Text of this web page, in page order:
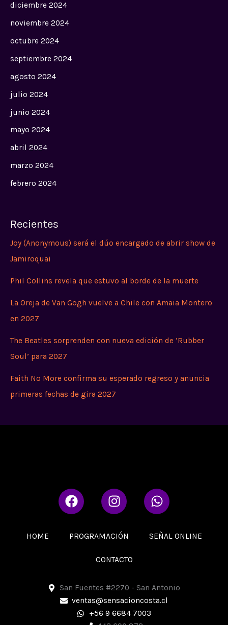
diciembre 2024
noviembre 2024
octubre 2024
septiembre 2024
agosto 2024
julio 2024
junio 2024
mayo 2024
abril 2024
marzo 2024
febrero 2024
Recientes
Joy (Anonymous) será el dúo encargado de abrir show de
Jamiroquai
Phil Collins revela que estuvo al borde de la muerte
La Oreja de Van Gogh vuelve a Chile con Amaia Montero
en 2027
The Beatles sorprenden con nueva edición de ‘Rubber
Soul’ para 2027
Faith No More confirma su esperado regreso y anuncia
primeras fechas de gira 2027
F
a
e
k
I
n
t
g
a
m
W
h
t
p
HOME PROGRAMACIÓN SEÑAL ONLINE
CONTACTO
San Fuentes #2270 - San Antonio
ventas@sensacioncosta.cl
+56 9 6684 7003